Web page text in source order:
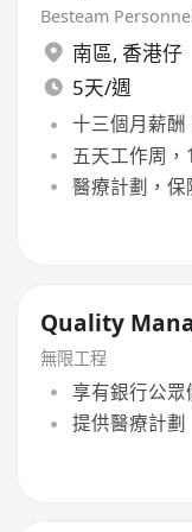
Besteam
南區, 香港仔
5天/週
十三個月薪酬
五天工作周，
醫療計劃，保
Quality
無限工程
享有銀行公眾
提供醫療計劃